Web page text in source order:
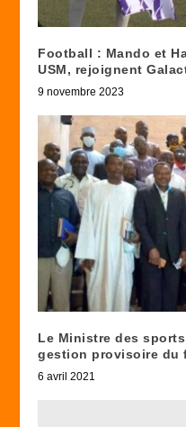
Football : Mando et
USM, rejoignent
9 novembre 2023
Le Ministre des
gestion provisoire du
6 avril 2021